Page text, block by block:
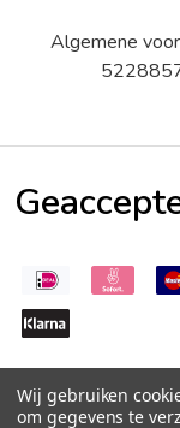
Algemene
Wij gebruiken
om gegevens te